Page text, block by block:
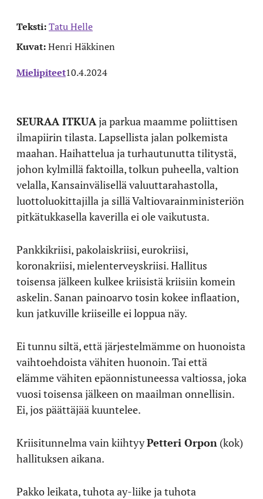
Teksti:Tatu Helle
Kuvat:Henri Häkkinen
Mielipiteet10.4.2024
SEURAA ITKUAja parkua maamme poliittisen
ilmapiirin tilasta. Lapsellista jalan polkemista
maahan. Haihattelua ja turhautunutta tilitystä,
johon kylmillä faktoilla, tolkun puheella, valtion
velalla, Kansainvälisellä valuuttarahastolla,
luottoluokittajilla ja sillä Valtiovarainministeriön
pitkätukkasella kaverilla ei ole vaikutusta.
Pankkikriisi, pakolaiskriisi, eurokriisi,
koronakriisi, mielenterveyskriisi. Hallitus
toisensa jälkeen kulkee kriisistä kriisiin komein
askelin. Sanan painoarvo tosin kokee inflaation,
kun jatkuville kriiseille ei loppua näy.
Ei tunnu siltä, että järjestelmämme on huonoista
vaihtoehdoista vähiten huonoin. Tai että
elämme vähiten epäonnistuneessa valtiossa, joka
vuosi toisensa jälkeen on maailman onnellisin.
Ei, jos päättäjää kuuntelee.
Kriisitunnelma vain kiihtyyPetteri Orpon (kok)
hallituksen aikana.
Pakko leikata, tuhota ay-liike ja tuhota